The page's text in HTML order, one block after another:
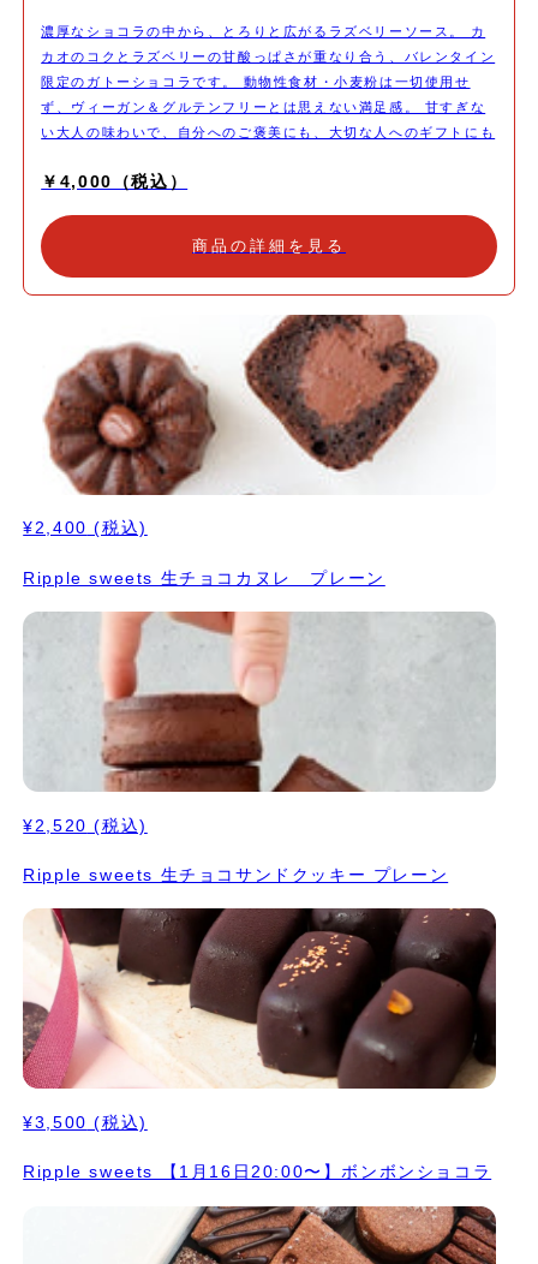
濃厚なショコラの中から、とろりと広がるラズベリーソース。 カ
カオのコクとラズベリーの甘酸っぱさが重なり合う、バレンタイン
限定のガトーショコラです。 動物性食材・小麦粉は一切使用せ
ず、ヴィーガン＆グルテンフリーとは思えない満足感。 甘すぎな
い大人の味わいで、自分へのご褒美にも、大切な人へのギフトにも
た、 罪悪感なく楽しめる特別なショコラケーキをお楽しみくださ
￥4,000（税込）
商品の詳細を見る
¥2,400 (税込)
Ripple sweets 生チョコカヌレ プレーン
¥2,520 (税込)
Ripple sweets 生チョコサンドクッキー プレーン
¥3,500 (税込)
Ripple sweets 【1月16日20:00〜】ボンボンショコラ